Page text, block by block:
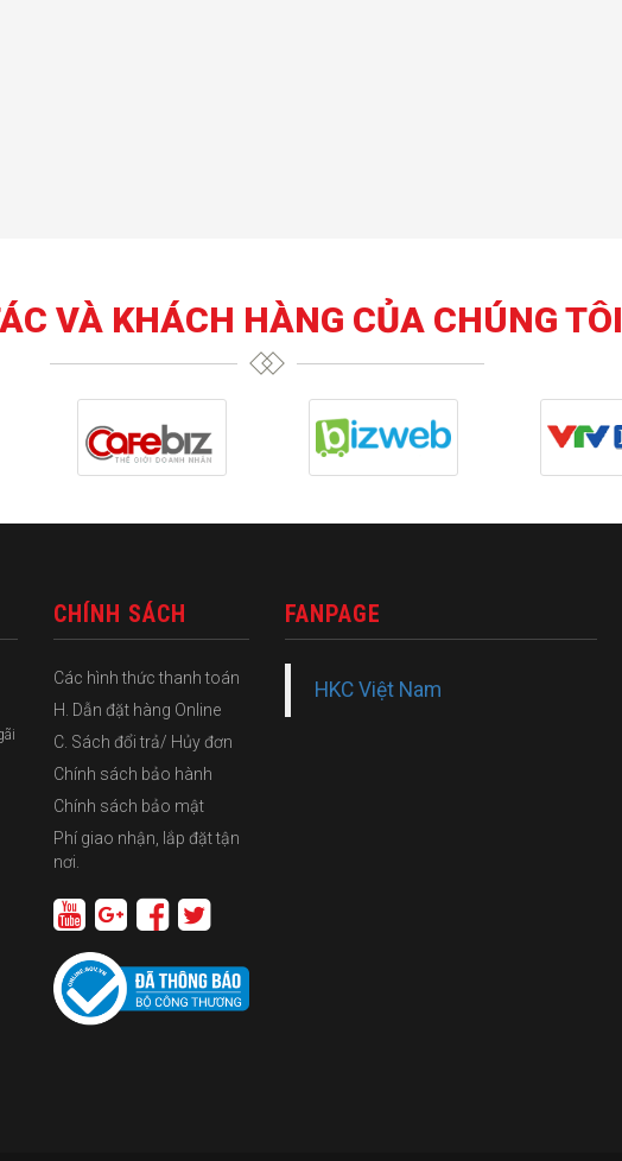
VÀ KHÁCH HÀNG CỦA CHÚNG TÔI
CHÍNH SÁCH
Các hình thức thanh toán
H. Dẫn đặt hàng Online
C. Sách đổi trả/ Hủy đơn
Chính sách bảo hành
Chính sách bảo mật
Phí giao nhận, lắp đặt tận
nơi.
FANPAGE
HKC Việt Nam